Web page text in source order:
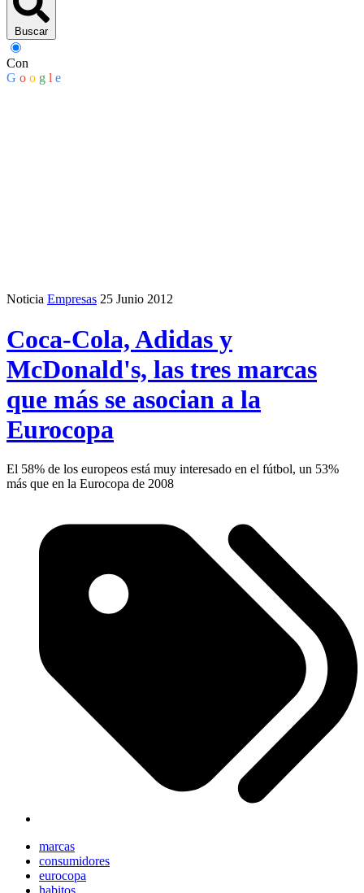
Buscar
Con
G o o g l e
Noticia Empresas 25 Junio 2012
Coca-Cola, Adidas y
McDonald's, las tres marcas
que más se asocian a la
Eurocopa
El 58% de los europeos está muy interesado en el fútbol, un 53%
más que en la Eurocopa de 2008
marcas
consumidores
eurocopa
habitos